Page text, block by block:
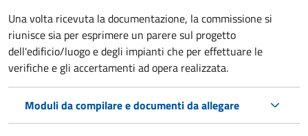
Una volta ricevuta la documentazione, la commissione si
riunisce sia per esprimere un parere sul progetto
dell'edificio/luogo e degli impianti che per effettuare le
verifiche e gli accertamenti ad opera realizzata.
Moduli da compilare e documenti da allegare